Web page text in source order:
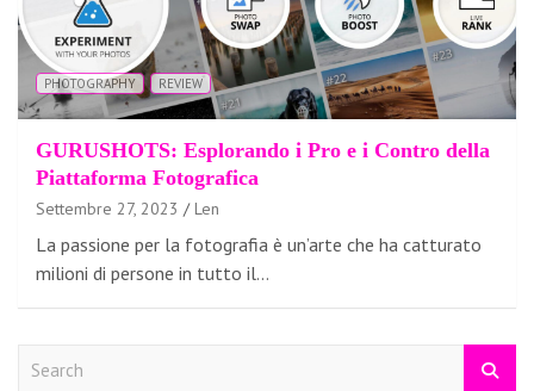
PHOTOGRAPHY REVIEW
GURUSHOTS: Esplorando i Pro e i Contro della
Piattaforma Fotografica
Settembre 27, 2023 Len
La passione per la fotografia è un’arte che ha catturato
milioni di persone in tutto il…